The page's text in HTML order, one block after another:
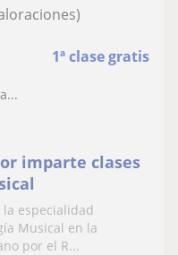
1ª clase gratis
imparte clases
especialidad
Musical en la
por el R...